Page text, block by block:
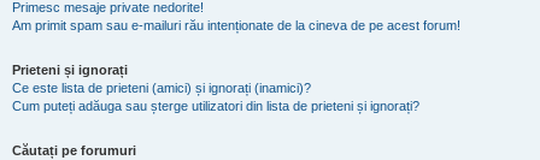
Primesc mesaje private nedorite!
Am primit spam sau e-mailuri rău intenționate de la cineva de pe acest forum!
Prieteni și ignorați
Ce este lista de prieteni (amici) și ignorați (inamici)?
Cum puteți adăuga sau șterge utilizatori din lista de prieteni și ignorați?
Căutați pe forumuri